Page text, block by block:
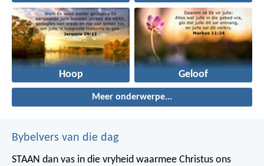
Hoop Geloof
Meer onderwerpe...
Bybelvers van die dag
STAAN dan vas in die vryheid waarmee Christus ons